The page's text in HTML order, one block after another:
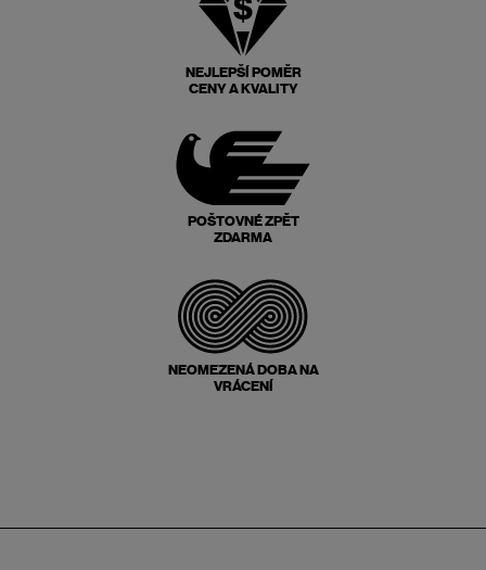
NEJLEPŠÍ POMĚR
CENY A KVALITY
POŠTOVNÉ ZPĚT
ZDARMA
NEOMEZENÁ DOBA NA
VRÁCENÍ